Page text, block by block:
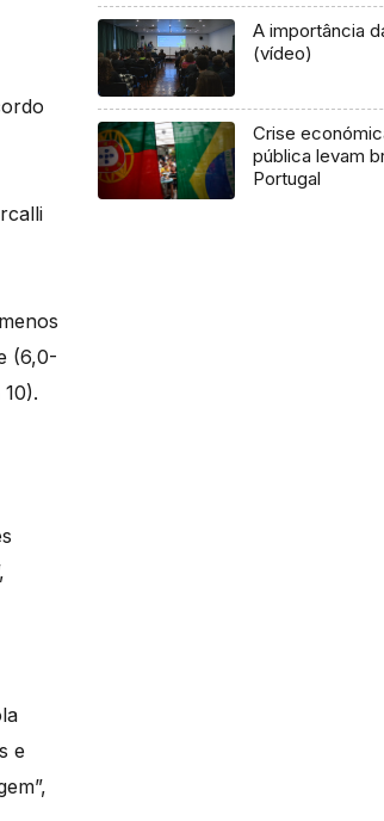
(6,0-
e
A importância
(vídeo)
Crise
pública levam
Portugal